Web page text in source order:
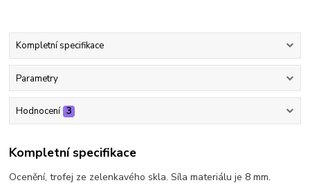
Kompletní specifikace
Parametry
Hodnocení 3
Kompletní specifikace
Ocenění, trofej ze zelenkavého skla. Síla materiálu je 8 mm.